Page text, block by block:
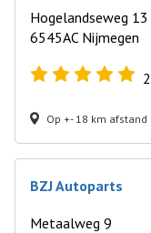
Hogelandseweg 13
6545AC Nijmegen
2
Op +- 18 km afstand
BZJ Autoparts
Metaalweg 9